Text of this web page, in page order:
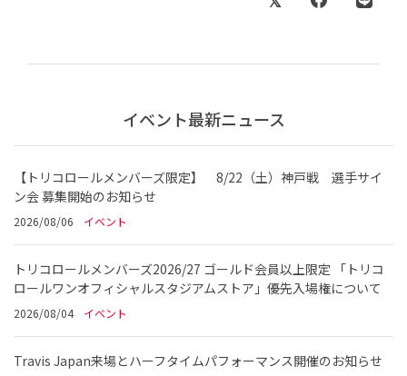
イベント最新ニュース
【トリコロールメンバーズ限定】 8/22（土）神戸戦 選手サイ
ン会 募集開始のお知らせ
2026/08/06 イベント
トリコロールメンバーズ2026/27 ゴールド会員以上限定 「トリコ
ロールワンオフィシャルスタジアムストア」優先入場権について
2026/08/04 イベント
Travis Japan来場とハーフタイムパフォーマンス開催のお知らせ